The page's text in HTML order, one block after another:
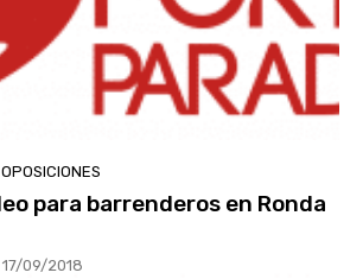
para barrenderos en Ronda
17/09/2018